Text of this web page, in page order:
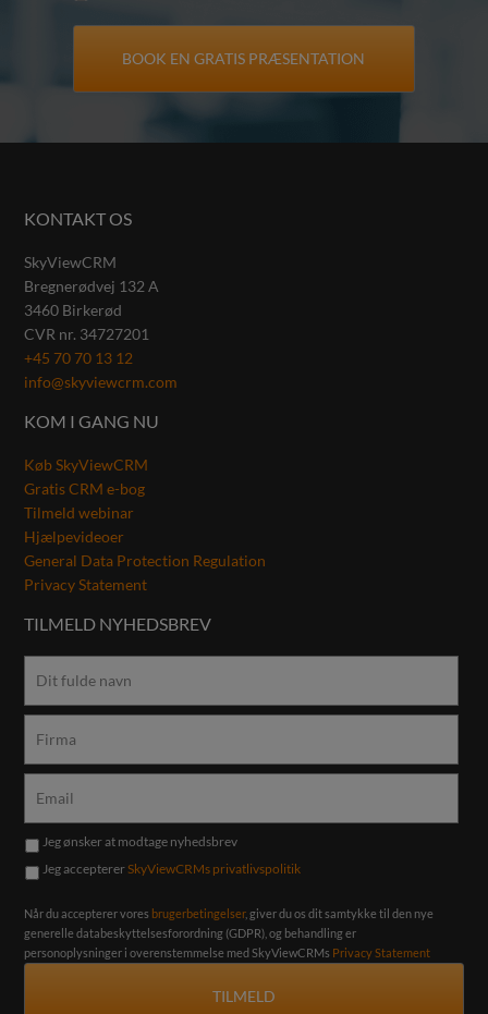
KONTAKT OS
SkyViewCRM
Bregnerødvej 132 A
3460 Birkerød
CVR nr. 34727201
+45 70 70 13 12
info@skyviewcrm.com
KOM I GANG NU
Køb SkyViewCRM
Gratis CRM e-bog
Tilmeld webinar
Hjælpevideoer
General Data Protection Regulation
Privacy Statement
TILMELD NYHEDSBREV
Jeg ønsker at modtage nyhedsbrev
Jeg acceptererSkyViewCRMs privatlivspolitik
Når du accepterer vores brugerbetingelser, giver du os dit samtykke til den nye
generelle databeskyttelsesforordning (GDPR), og behandling er
personoplysninger i overenstemmelse med SkyViewCRMs Privacy Statement